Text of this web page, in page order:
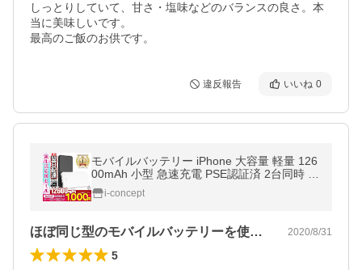
しっとりしていて、甘さ・塩味などのバランスの良さ。本
当に美味しいです。
最高のご飯のお供です。
違反報告 いいね 0
モバイルバッテリー iPhone 大容量 軽量 126
00mAh 小型 急速充電 PSE認証済 2台同時 充
電 携帯充電器 iPad Android iPhone14 pro m
ax 13 12 se2 送料無料 セール
i-concept
ほぼ同じ型のモバイルバッテリーを使って… 2020/8/31
5